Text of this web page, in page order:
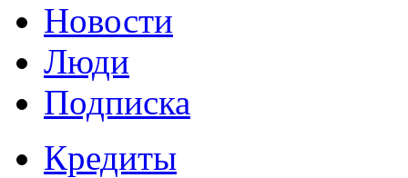
Новости
Люди
Подписка
Кредиты